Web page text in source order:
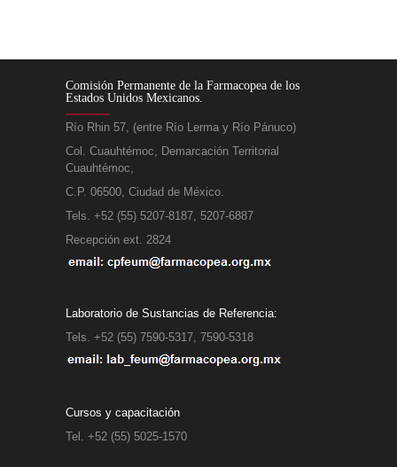
Comisión Permanente de la Farmacopea de los
Estados Unidos Mexicanos.
Río Rhin 57, (entre Río Lerma y Río Pánuco)
Col. Cuauhtémoc, Demarcación Territorial
Cuauhtémoc,
C.P. 06500, Ciudad de México.
Tels. +52 (55) 5207-8187, 5207-6887
Recepción ext. 2824
Laboratorio de Sustancias de Referencia:
Tels. +52 (55) 7590-5317, 7590-5318
Cursos y capacitación
Tel. +52 (55) 5025-1570